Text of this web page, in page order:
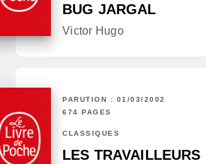
BUG JARGAL
Victor Hugo
PARUTION : 01/03/2002
674 PAGES
CLASSIQUES
LES TRAVAILLEURS